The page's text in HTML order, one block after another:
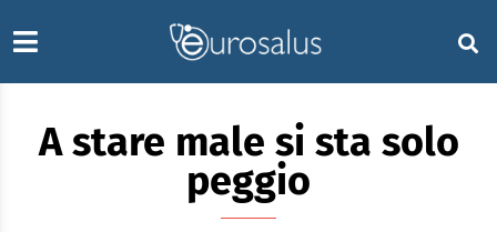
A stare male si sta solo
peggio